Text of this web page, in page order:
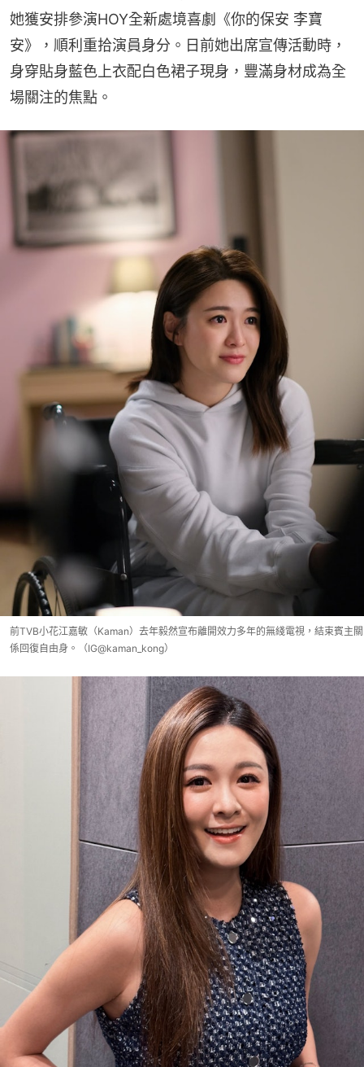
她獲安排參演HOY全新處境喜劇《你的保安 李寶
安》，順利重拾演員身分。日前她出席宣傳活動時，
身穿貼身藍色上衣配白色裙子現身，豐滿身材成為全
場關注的焦點。
前TVB小花江嘉敏（Kaman）去年毅然宣布離開效力多年的無綫電視，結束賓主關
係回復自由身。（IG@kaman_kong）